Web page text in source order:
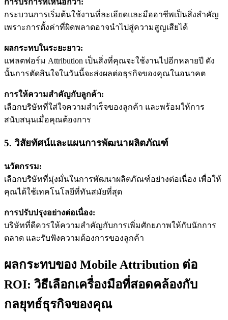
การบริการที่เหนือกว่า:
กระบวนการเริ่มต้นใช้งานที่ละเอียดและมืออาชีพเป็นสิ่งสำคัญ
เพราะการตั้งค่าที่ผิดพลาดอาจนำไปสู่ความสูญเสียได้
ผลกระทบในระยะยาว:
แพลตฟอร์ม Attribution เป็นสิ่งที่คุณจะใช้งานไปอีกหลายปี ดัง
นั้นการตัดสินใจในวันนี้จะส่งผลต่อธุรกิจของคุณในอนาคต
การให้ความสำคัญกับลูกค้า:
เลือกบริษัทที่ใส่ใจความสำเร็จของลูกค้า และพร้อมให้การ
สนับสนุนเมื่อคุณต้องการ
5. วิสัยทัศน์และแผนการพัฒนาผลิตภัณฑ์
นวัตกรรม:
เลือกบริษัทที่มุ่งมั่นในการพัฒนาผลิตภัณฑ์อย่างต่อเนื่อง เพื่อให้
คุณได้ใช้เทคโนโลยีที่ทันสมัยที่สุด
การปรับปรุงอย่างต่อเนื่อง:
บริษัทที่ดีควรให้ความสำคัญกับการเพิ่มศักยภาพให้กับนักการ
ตลาด และรับฟังความต้องการของลูกค้า
ผลกระทบของ Mobile Attribution ต่อ
ROI: วิธีเลือกเครื่องมือที่สอดคล้องกับ
กลยุทธ์ธุรกิจของคุณ